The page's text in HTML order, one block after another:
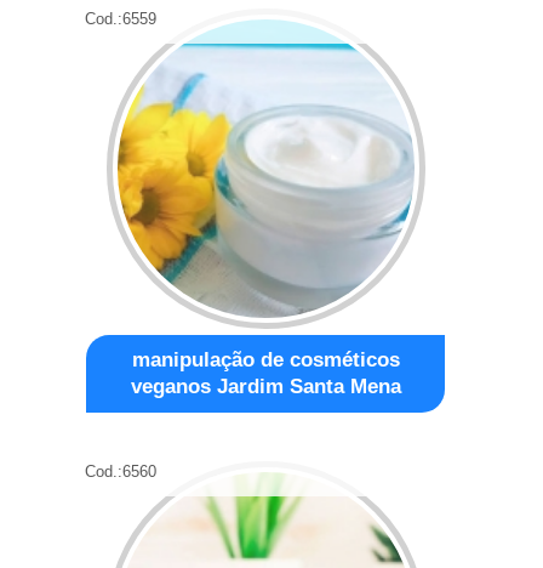
Cod.:6559
manipulação de cosméticos
veganos Jardim Santa Mena
Cod.:6560